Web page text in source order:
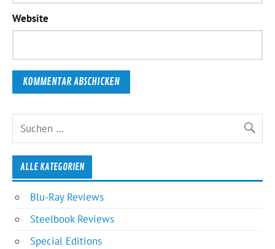
Website
ALLE KATEGORIEN
Blu-Ray Reviews
Steelbook Reviews
Special Editions